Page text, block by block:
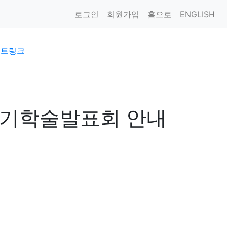
로그인 회원가입 홈으로 ENGLISH
링크
학술발표회 안내